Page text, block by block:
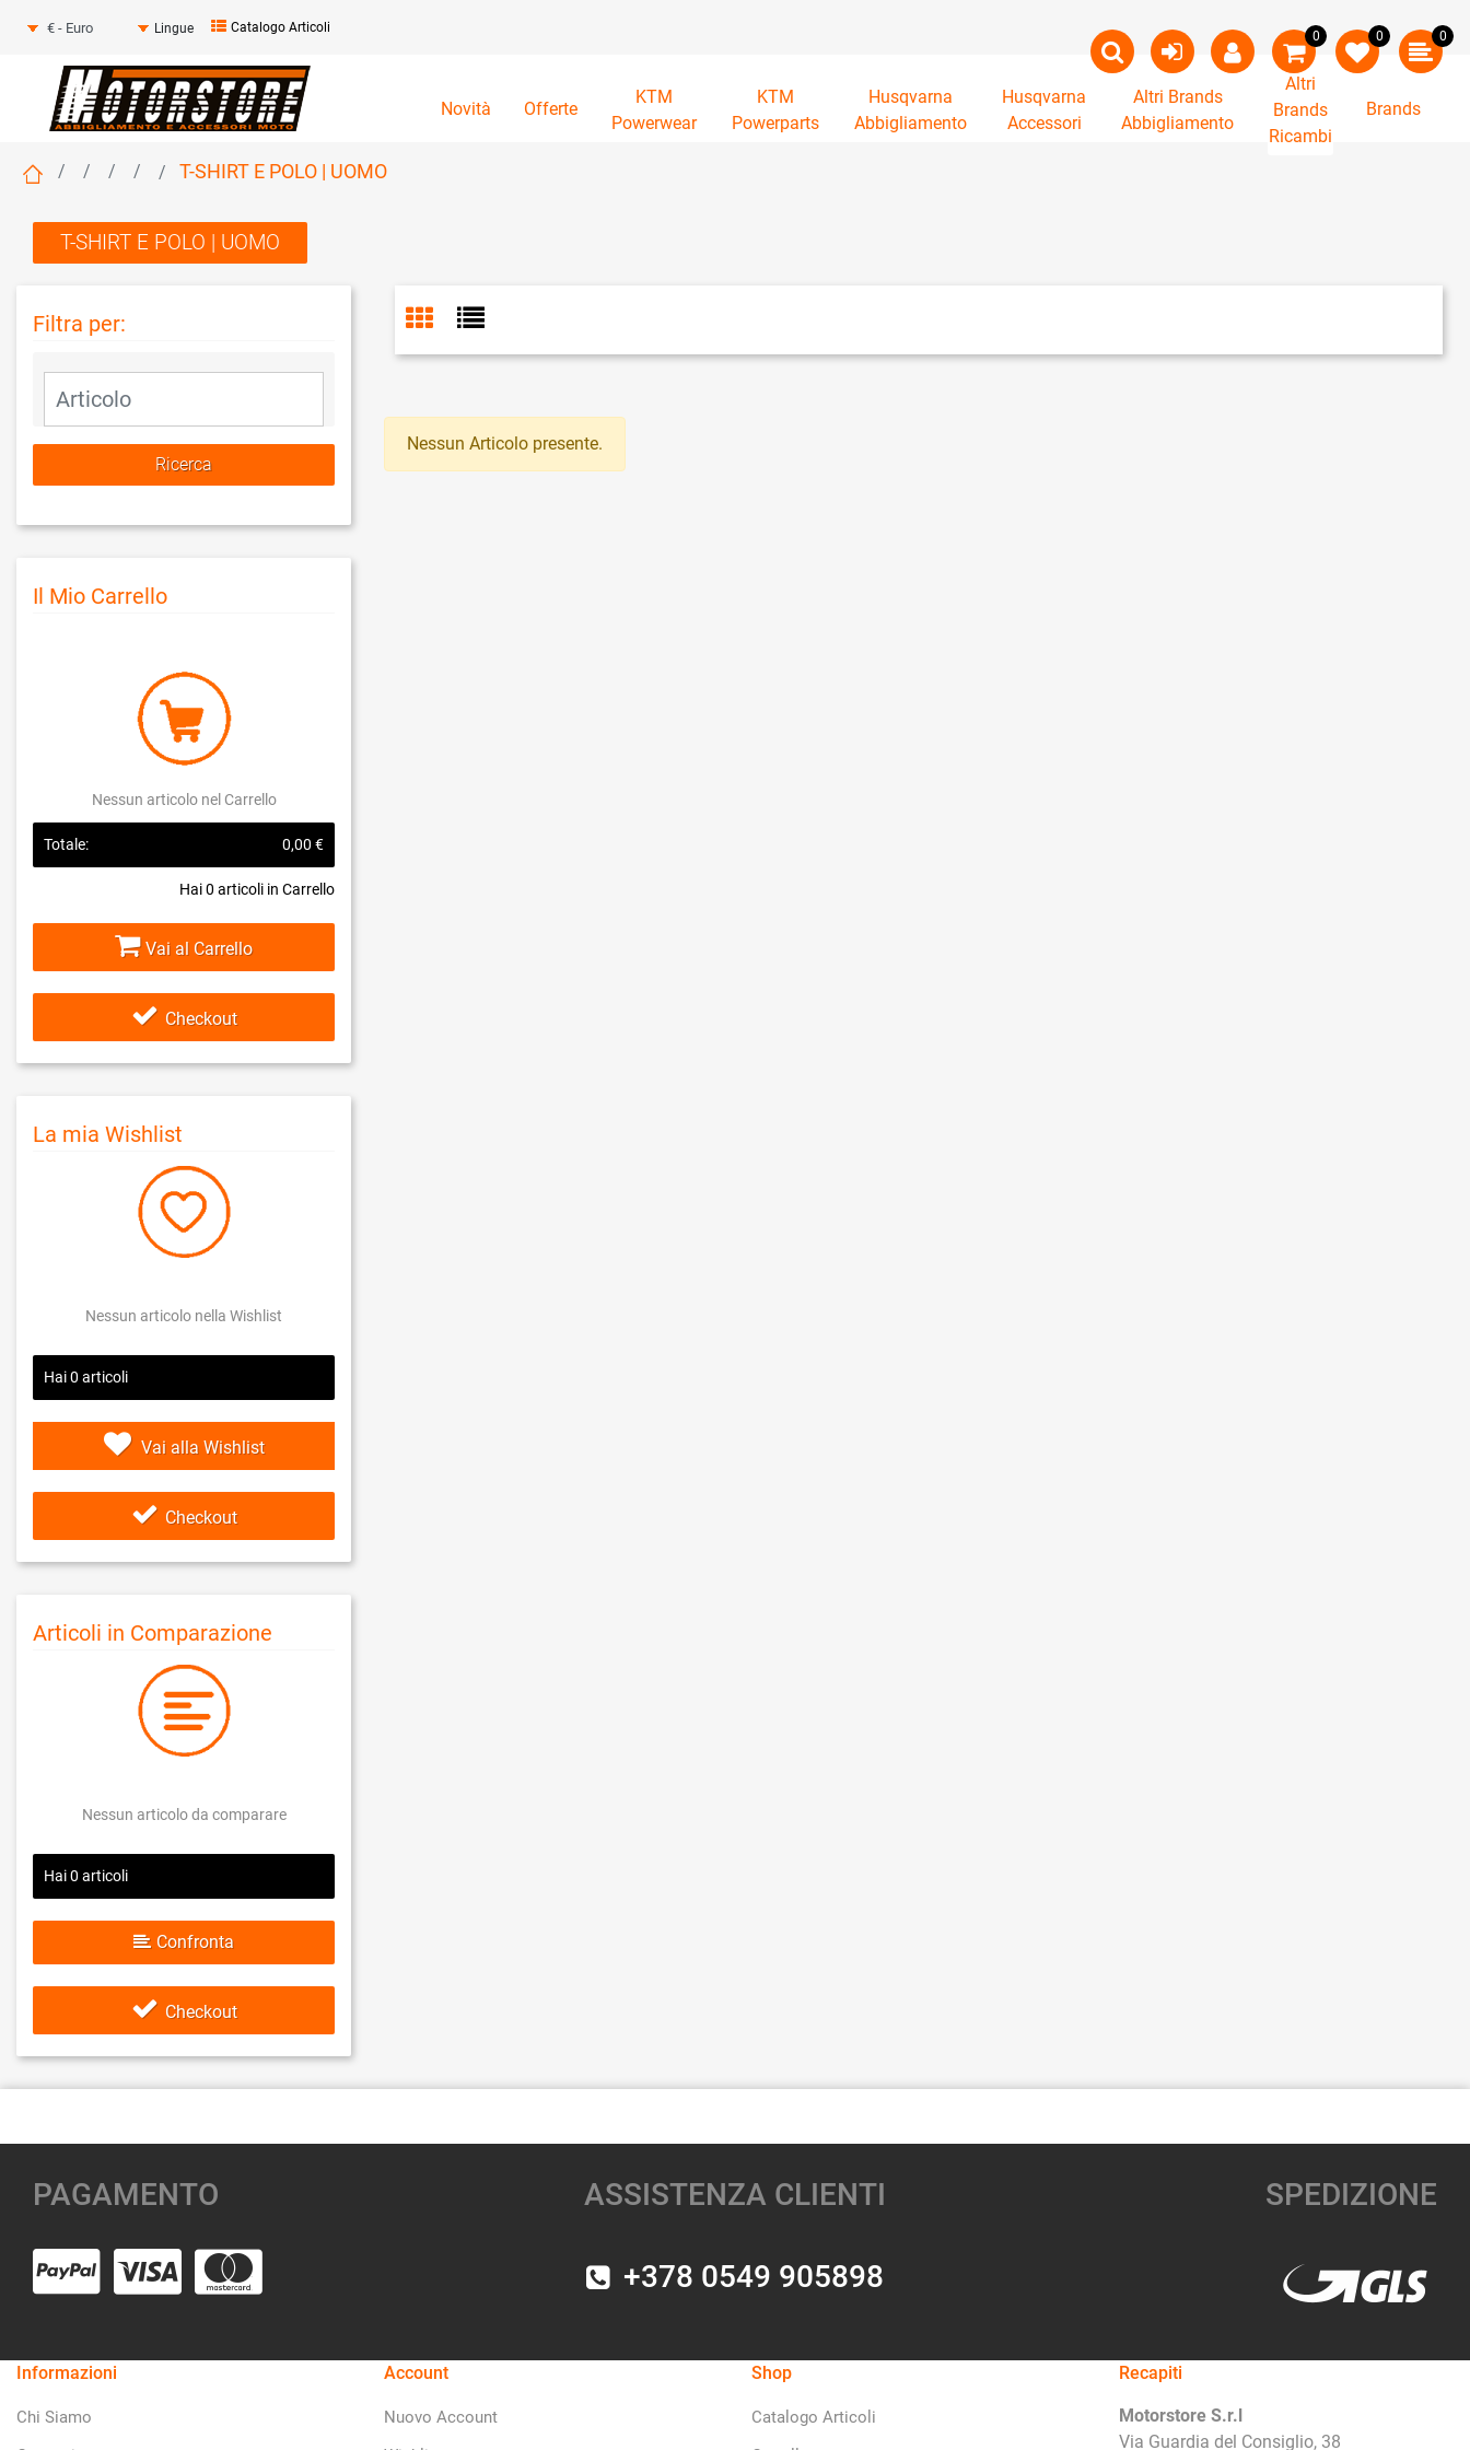
Seleziona una valuta
Lingue Catalogo Articoli
0 0 0
Novità Offerte
KTM
Powerwear
KTM
Powerparts
Husqvarna
Abbigliamento
Husqvarna
Accessori
Altri Brands
Abbigliamento
Altri
Brands
Ricambi
Brands
T-SHIRT E POLO | UOMO
T-SHIRT E POLO | UOMO
Filtra per:
La modifica di un filtro aggiorna automaticamente gli altri filtri disponibili.
Il Mio Carrello
Nessun articolo nel Carrello
Hai0 articoli in Carrello
Totale: 0,00 €
Vai al Carrello
Checkout
La mia Wishlist
Nessun articolo nella Wishlist
Hai0 articoli
Vai alla Wishlist
Checkout
Articoli in Comparazione
Nessun articolo da comparare
Hai0 articoli
Confronta
Checkout
Nessun Articolo presente.
PAGAMENTO ASSISTENZA CLIENTI
+378 0549 905898
SPEDIZIONE
Informazioni
Chi Siamo
Account
Nuovo Account
Shop
Catalogo Articoli
Recapiti
Motorstore S.r.l
Via Guardia del Consiglio, 38